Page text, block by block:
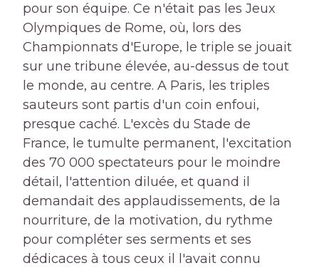
pour son équipe. Ce n'était pas les Jeux
Olympiques de Rome, où, lors des
Championnats d'Europe, le triple se jouait
sur une tribune élevée, au-dessus de tout
le monde, au centre. A Paris, les triples
sauteurs sont partis d'un coin enfoui,
presque caché. L'excès du Stade de
France, le tumulte permanent, l'excitation
des 70 000 spectateurs pour le moindre
détail, l'attention diluée, et quand il
demandait des applaudissements, de la
nourriture, de la motivation, du rythme
pour compléter ses serments et ses
dédicaces à tous ceux il l'avait connu